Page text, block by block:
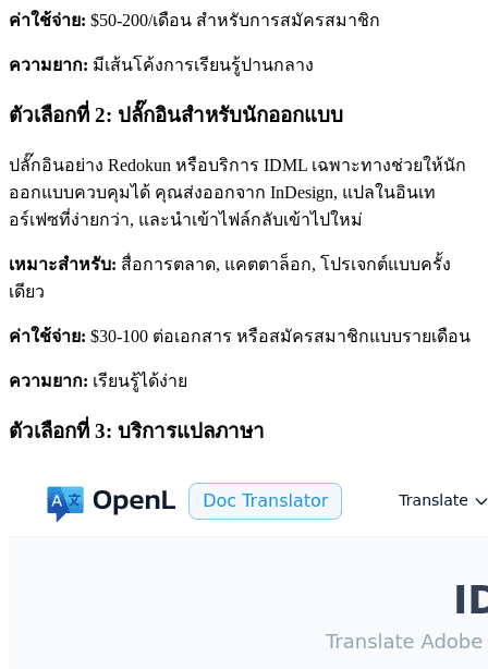
ค่าใช้จ่าย: $50-200/เดือน สำหรับการสมัครสมาชิก
ความยาก: มีเส้นโค้งการเรียนรู้ปานกลาง
ตัวเลือกที่ 2: ปลั๊กอินสำหรับนักออกแบบ
ปลั๊กอินอย่าง Redokun หรือบริการ IDML เฉพาะทางช่วยให้นัก
ออกแบบควบคุมได้ คุณส่งออกจาก InDesign, แปลในอินเท
อร์เฟซที่ง่ายกว่า, และนำเข้าไฟล์กลับเข้าไปใหม่
เหมาะสำหรับ: สื่อการตลาด, แคตตาล็อก, โปรเจกต์แบบครั้ง
เดียว
ค่าใช้จ่าย: $30-100 ต่อเอกสาร หรือสมัครสมาชิกแบบรายเดือน
ความยาก: เรียนรู้ได้ง่าย
ตัวเลือกที่ 3: บริการแปลภาษา